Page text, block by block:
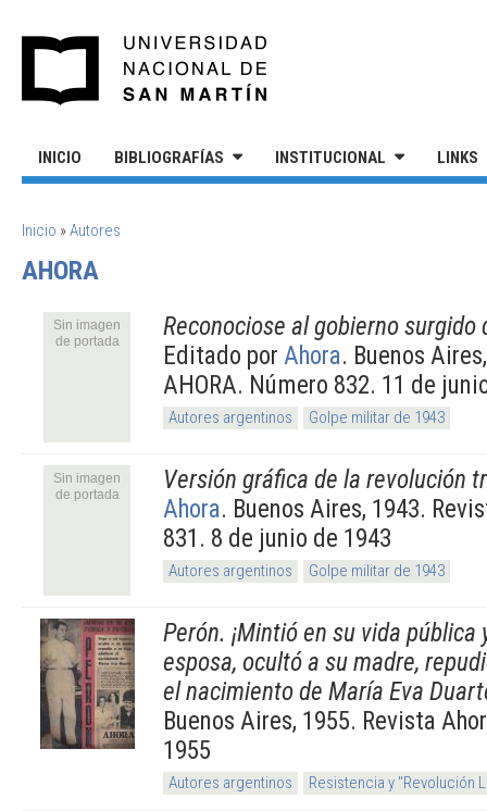
INICIO BIBLIOGRAFÍAS INSTITUCIONAL LINKS
SE ENCUENTRA USTED AQUÍ
Inicio »Autores
AHORA
Sin imagen
de portada
Reconociose al gobierno surgido
Editado por Ahora. Buenos
AHORA. Número 832. 11 de
Autores argentinos Golpe militar de 1943
Sin imagen
de portada
Versión gráfica de la revolución
Ahora. Buenos Aires, 1943.
831. 8 de junio de 1943
Autores argentinos Golpe militar de 1943
Perón. ¡Mintió en su vida pública
esposa, ocultó a su madre,
el nacimiento de María Eva
Buenos Aires, 1955. Revista
1955
Autores argentinos Resistencia y "Revolución